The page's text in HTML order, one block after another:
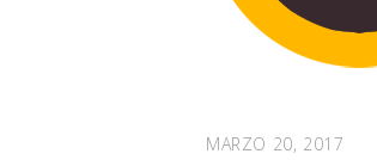
MARZO 20, 2017